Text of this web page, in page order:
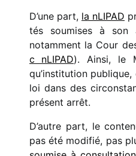
D’une part, la nLIPAD
tés soumises à son
notam­ment la Cour
c nLIPAD). Ainsi, le
qu’institution
loi dans des
présent arrêt.
D’autre part, le
pas été modi­fié, pas